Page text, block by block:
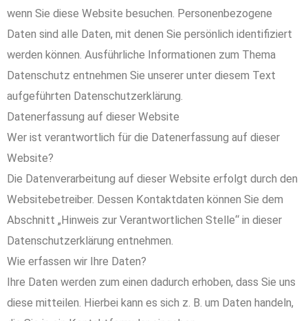
wenn Sie diese Website besuchen. Personenbezogene
Daten sind alle Daten, mit denen Sie persönlich identifiziert
werden können. Ausführliche Informationen zum Thema
Datenschutz entnehmen Sie unserer unter diesem Text
aufgeführten Datenschutzerklärung.
Datenerfassung auf dieser Website
Wer ist verantwortlich für die Datenerfassung auf dieser
Website?
Die Datenverarbeitung auf dieser Website erfolgt durch den
Websitebetreiber. Dessen Kontaktdaten können Sie dem
Abschnitt „Hinweis zur Verantwortlichen Stelle“ in dieser
Datenschutzerklärung entnehmen.
Wie erfassen wir Ihre Daten?
Ihre Daten werden zum einen dadurch erhoben, dass Sie uns
diese mitteilen. Hierbei kann es sich z. B. um Daten handeln,